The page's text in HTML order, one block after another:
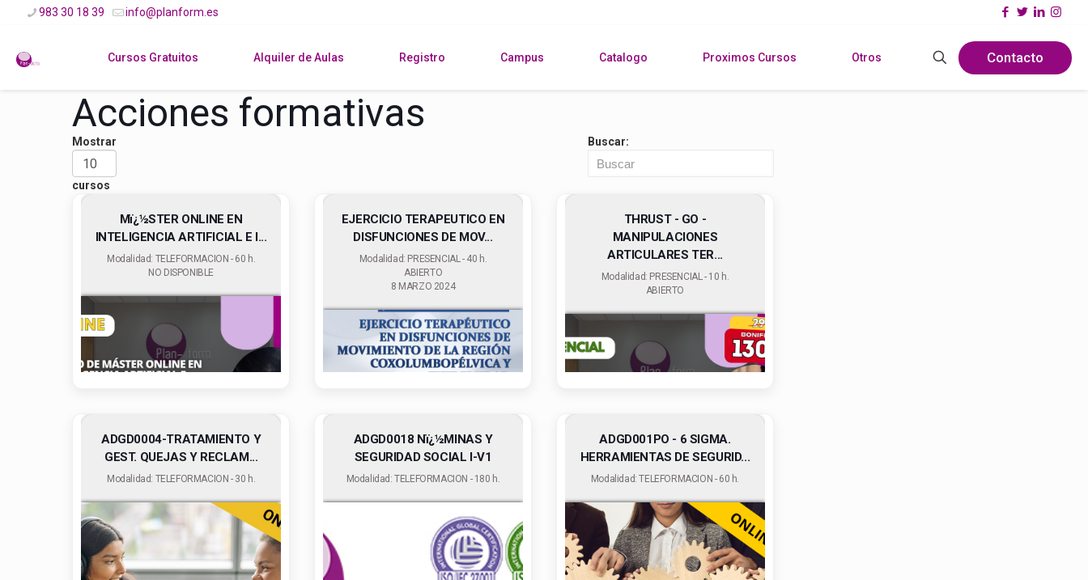
983 30 18 39 info@planform.es
Cursos Gratuitos Alquiler de Aulas Registro Campus Catalogo Proximos Cursos Otros Contacto
Acciones formativas
Mostrar
cursos
Buscar:
Mï¿½STER ONLINE EN
INTELIGENCIA ARTIFICIAL E I...
Modalidad: TELEFORMACION - 60 h.
NO DISPONIBLE
EJERCICIO TERAPEUTICO EN
DISFUNCIONES DE MOV...
Modalidad: PRESENCIAL - 40 h.
ABIERTO
8 MARZO 2024
THRUST - GO -
MANIPULACIONES
ARTICULARES TER...
Modalidad: PRESENCIAL - 10 h.
ABIERTO
ADGD0004-TRATAMIENTO Y
GEST. QUEJAS Y RECLAM...
Modalidad: TELEFORMACION - 30 h.
ADGD0018 Nï¿½MINAS Y
SEGURIDAD SOCIAL I-V1
Modalidad: TELEFORMACION - 180 h.
ADGD001PO - 6 SIGMA.
HERRAMIENTAS DE SEGURID...
Modalidad: TELEFORMACION - 60 h.